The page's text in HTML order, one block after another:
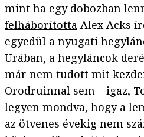
mint ha egy dobozban
felháborította Alex Acks
egyedül a nyugati
Urában, a hegyláncok
már nem tudott mit
Orodruinnal sem – igaz,
legyen mondva, hogy a
az ötvenes évekig nem